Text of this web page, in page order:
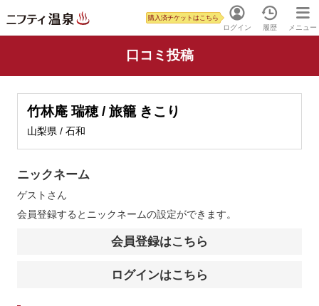
ログイン
購入済チケットはこちら
履歴 メニュー
口コミ投稿
竹林庵 瑞穂 / 旅籠 きこり
山梨県 / 石和
ニックネーム
ゲスト さん
会員登録するとニックネームの設定ができます。
会員登録はこちら
ログインはこちら